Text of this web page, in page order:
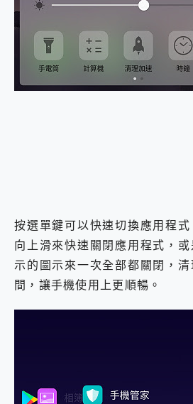
按選單鍵可以快速切換應用程
向上滑來快速關閉應用程式，
示的圖示來一次全部都關閉，
間，讓手機使用上更順暢。